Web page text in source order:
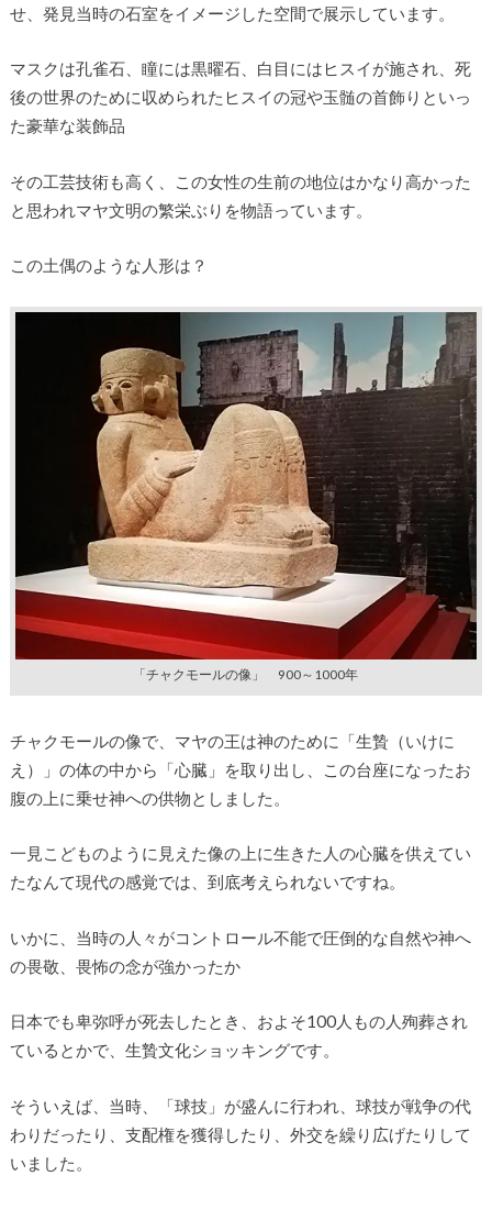
せ、発見当時の石室をイメージした空間で展示しています。
マスクは孔雀石、瞳には黒曜石、白目にはヒスイが施され、死
後の世界のために収められたヒスイの冠や玉髄の首飾りといっ
た豪華な装飾品
その工芸技術も高く、この女性の生前の地位はかなり高かった
と思われマヤ文明の繁栄ぶりを物語っています。
この土偶のような人形は？
「チャクモールの像」 900～1000年
チャクモールの像で、マヤの王は神のために「生贄（いけに
え）」の体の中から「心臓」を取り出し、この台座になったお
腹の上に乗せ神への供物としました。
一見こどものように見えた像の上に生きた人の心臓を供えてい
たなんて現代の感覚では、到底考えられないですね。
いかに、当時の人々がコントロール不能で圧倒的な自然や神へ
の畏敬、畏怖の念が強かったか
日本でも卑弥呼が死去したとき、およそ100人もの人殉葬され
ているとかで、生贄文化ショッキングです。
そういえば、当時、「球技」が盛んに行われ、球技が戦争の代
わりだったり、支配権を獲得したり、外交を繰り広げたりして
いました。